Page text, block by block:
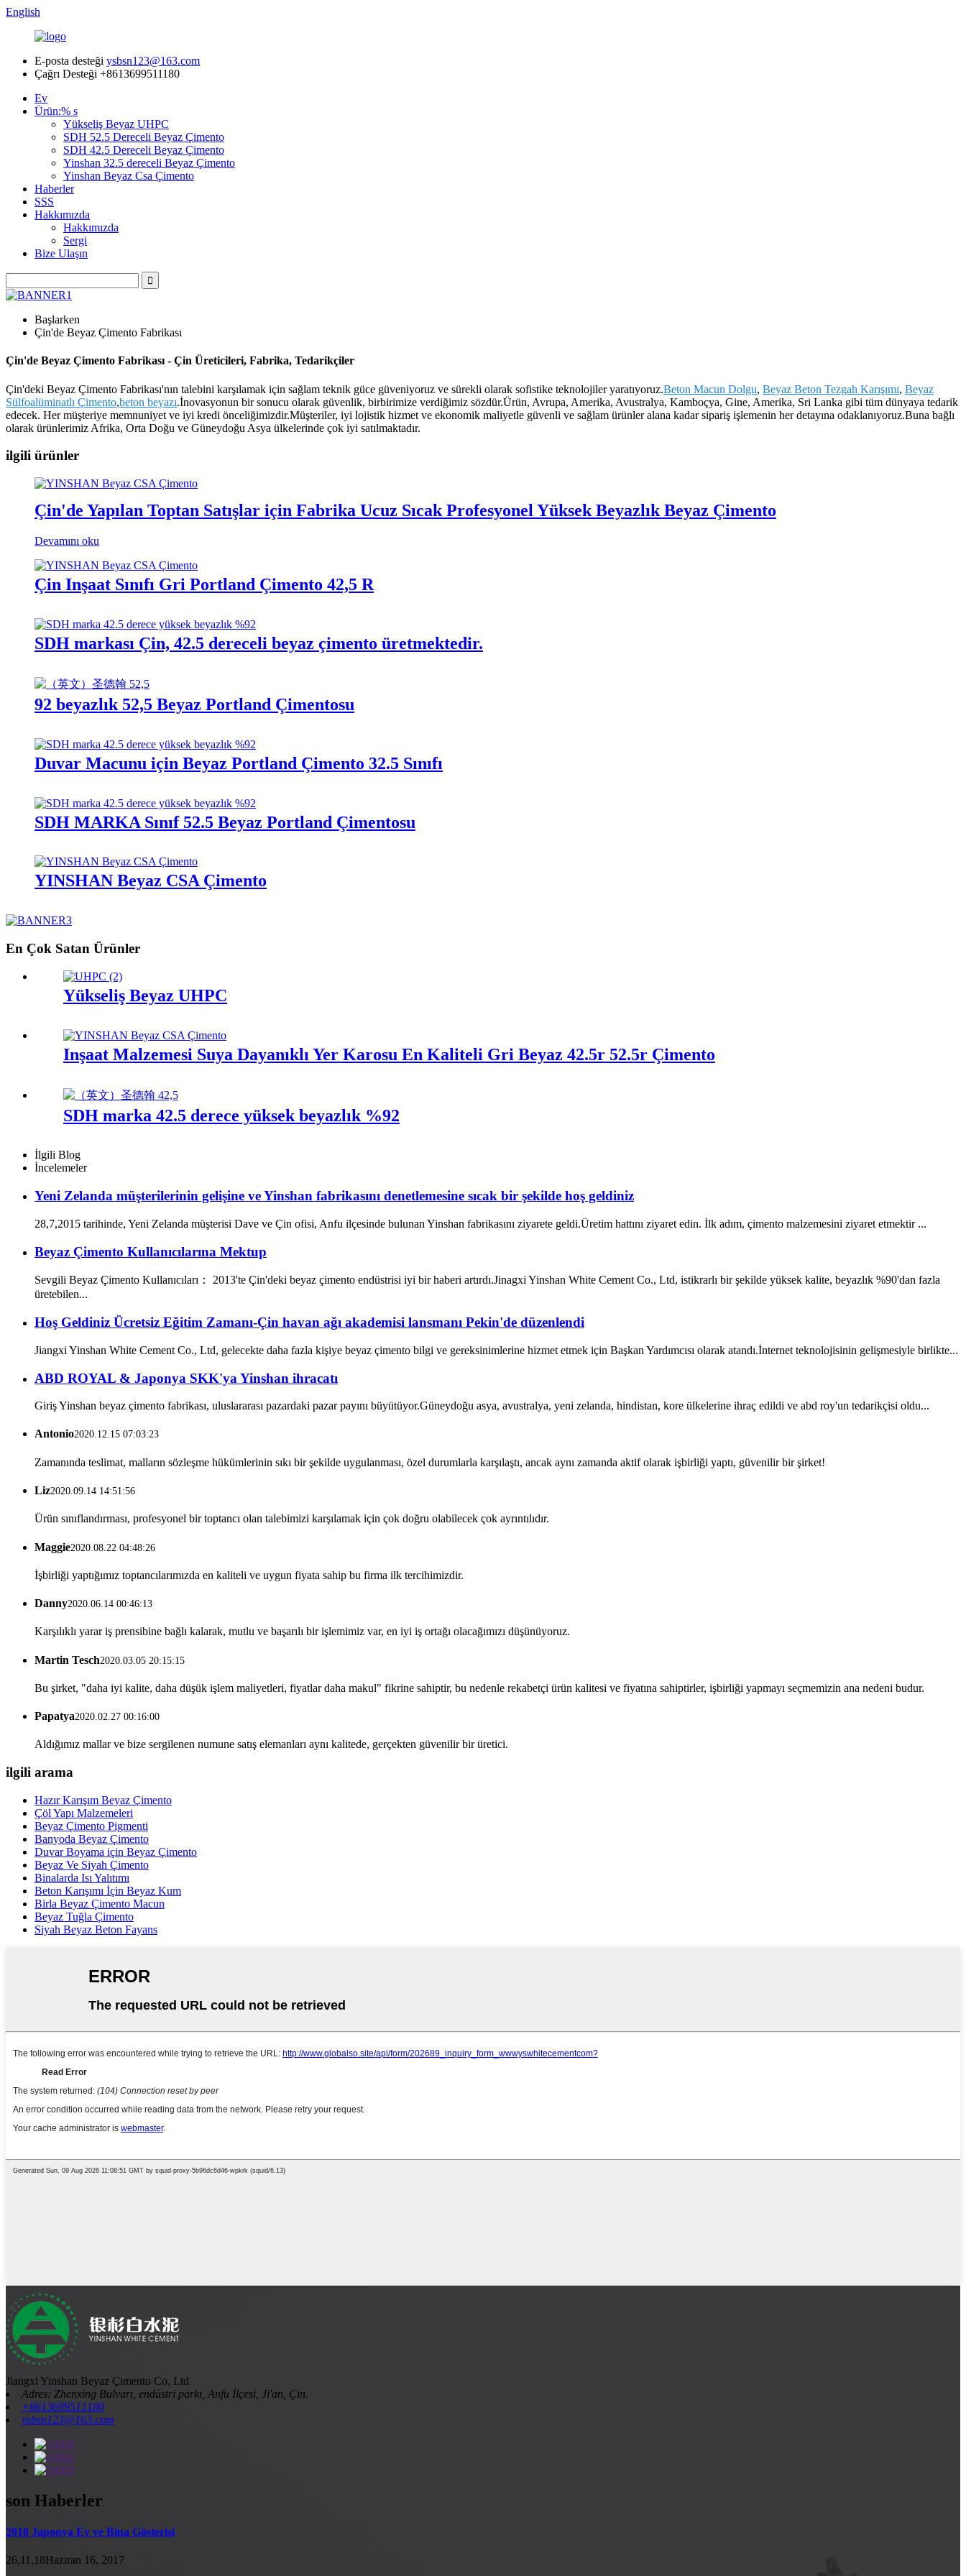
English
E-posta desteği ysbsn123@163.com
Çağrı Desteği +8613699511180
Ev
Ürün:% s
Yükseliş Beyaz UHPC
SDH 52.5 Dereceli Beyaz Çimento
SDH 42.5 Dereceli Beyaz Çimento
Yinshan 32.5 dereceli Beyaz Çimento
Yinshan Beyaz Csa Çimento
Haberler
SSS
Hakkımızda
Hakkımızda
Sergi
Bize Ulaşın
Başlarken
Çin'de Beyaz Çimento Fabrikası
Çin'de Beyaz Çimento Fabrikası - Çin Üreticileri, Fabrika, Tedarikçiler
Çin'deki Beyaz Çimento Fabrikası'nın talebini karşılamak için sağlam teknik güce güveniyoruz ve sürekli olarak sofistike teknolojiler yaratıyoruz.Beton Macun Dolgu, Beyaz Beton Tezgah Karışımı, Beyaz
Sülfoalüminatlı Çimento,beton beyazı.İnovasyonun bir sonucu olarak güvenlik, birbirimize verdiğimiz sözdür.Ürün, Avrupa, Amerika, Avustralya, Kamboçya, Gine, Amerika, Sri Lanka gibi tüm dünyaya tedarik
edecek. Her müşteriye memnuniyet ve iyi kredi önceliğimizdir.Müşteriler, iyi lojistik hizmet ve ekonomik maliyetle güvenli ve sağlam ürünler alana kadar sipariş işlemenin her detayına odaklanıyoruz.Buna bağlı
olarak ürünlerimiz Afrika, Orta Doğu ve Güneydoğu Asya ülkelerinde çok iyi satılmaktadır.
ilgili ürünler
Çin'de Yapılan Toptan Satışlar için Fabrika Ucuz Sıcak Profesyonel Yüksek Beyazlık Beyaz Çimento
Devamını oku
Çin İnşaat Sınıfı Gri Portland Çimento 42,5 R
SDH markası Çin, 42.5 dereceli beyaz çimento üretmektedir.
92 beyazlık 52,5 Beyaz Portland Çimentosu
Duvar Macunu için Beyaz Portland Çimento 32.5 Sınıfı
SDH MARKA Sınıf 52.5 Beyaz Portland Çimentosu
YINSHAN Beyaz CSA Çimento
En Çok Satan Ürünler
Yükseliş Beyaz UHPC
İnşaat Malzemesi Suya Dayanıklı Yer Karosu En Kaliteli Gri Beyaz 42.5r 52.5r Çimento
SDH marka 42.5 derece yüksek beyazlık %92
İlgili Blog
İncelemeler
Yeni Zelanda müşterilerinin gelişine ve Yinshan fabrikasını denetlemesine sıcak bir şekilde hoş geldiniz
28,7,2015 tarihinde, Yeni Zelanda müşterisi Dave ve Çin ofisi, Anfu ilçesinde bulunan Yinshan fabrikasını ziyarete geldi.Üretim hattını ziyaret edin. İlk adım, çimento malzemesini ziyaret etmektir ...
Beyaz Çimento Kullanıcılarına Mektup
Sevgili Beyaz Çimento Kullanıcıları： 2013'te Çin'deki beyaz çimento endüstrisi iyi bir haberi artırdı.Jinagxi Yinshan White Cement Co., Ltd, istikrarlı bir şekilde yüksek kalite, beyazlık %90'dan fazla
üretebilen...
Hoş Geldiniz Ücretsiz Eğitim Zamanı-Çin havan ağı akademisi lansmanı Pekin'de düzenlendi
Jiangxi Yinshan White Cement Co., Ltd, gelecekte daha fazla kişiye beyaz çimento bilgi ve gereksinimlerine hizmet etmek için Başkan Yardımcısı olarak atandı.İnternet teknolojisinin gelişmesiyle birlikte...
ABD ROYAL & Japonya SKK'ya Yinshan ihracatı
Giriş Yinshan beyaz çimento fabrikası, uluslararası pazardaki pazar payını büyütüyor.Güneydoğu asya, avustralya, yeni zelanda, hindistan, kore ülkelerine ihraç edildi ve abd roy'un tedarikçisi oldu...
Antonio2020.12.15 07:03:23
Zamanında teslimat, malların sözleşme hükümlerinin sıkı bir şekilde uygulanması, özel durumlarla karşılaştı, ancak aynı zamanda aktif olarak işbirliği yaptı, güvenilir bir şirket!
Liz2020.09.14 14:51:56
Ürün sınıflandırması, profesyonel bir toptancı olan talebimizi karşılamak için çok doğru olabilecek çok ayrıntılıdır.
Maggie2020.08.22 04:48:26
İşbirliği yaptığımız toptancılarımızda en kaliteli ve uygun fiyata sahip bu firma ilk tercihimizdir.
Danny2020.06.14 00:46:13
Karşılıklı yarar iş prensibine bağlı kalarak, mutlu ve başarılı bir işlemimiz var, en iyi iş ortağı olacağımızı düşünüyoruz.
Martin Tesch2020.03.05 20:15:15
Bu şirket, "daha iyi kalite, daha düşük işlem maliyetleri, fiyatlar daha makul" fikrine sahiptir, bu nedenle rekabetçi ürün kalitesi ve fiyatına sahiptirler, işbirliği yapmayı seçmemizin ana nedeni budur.
Papatya2020.02.27 00:16:00
Aldığımız mallar ve bize sergilenen numune satış elemanları aynı kalitede, gerçekten güvenilir bir üretici.
ilgili arama
Hazır Karışım Beyaz Çimento
Çöl Yapı Malzemeleri
Beyaz Çimento Pigmenti
Banyoda Beyaz Çimento
Duvar Boyama için Beyaz Çimento
Beyaz Ve Siyah Çimento
Binalarda Isı Yalıtımı
Beton Karışımı İçin Beyaz Kum
Birla Beyaz Çimento Macun
Beyaz Tuğla Çimento
Siyah Beyaz Beton Fayans
Jiangxi Yinshan Beyaz Çimento Co, Ltd
Adres: Zhenxing Bulvarı, endüstri parkı, Anfu İlçesi, Ji'an, Çin.
+8613699511180
ysbsn123@163.com
son Haberler
2018 Japonya Ev ve Bina Gösterisi
26,11,18Haziran 16, 2017